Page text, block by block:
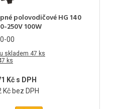
polovodičové HG 140
250V 100W
00
skladem 47 ks
ks
Kč s DPH
Kč bez DPH